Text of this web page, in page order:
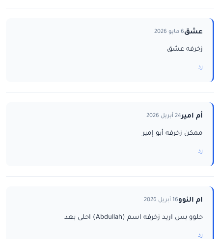
عشق6 مايو 2026
زخرفه عشق
رد
أم امير24 أبريل 2026
ممكن زخرفه أبو إمير
رد
ام النوو16 أبريل 2026
حلوو بس اريد زخرفه اسم (Abdullah) احلى بعد
رد